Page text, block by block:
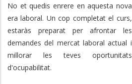
No et quedis enrere en aquesta nova
era laboral. Un cop completat el curs,
estaràs preparat per afrontar les
demandes del mercat laboral actual i
millorar les teves oportunitats
d'ocupabilitat.